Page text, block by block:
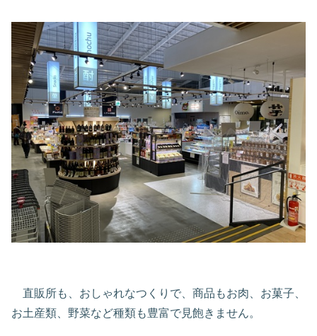
直販所も、おしゃれなつくりで、商品もお肉、お菓子、
お土産類、野菜など種類も豊富で見飽きません。